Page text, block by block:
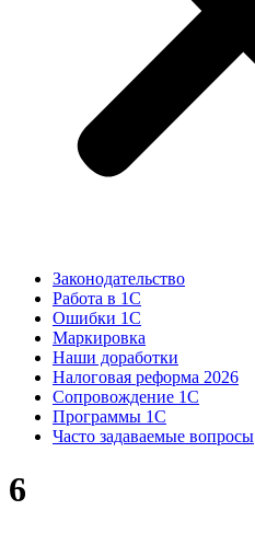
Законодательство
Работа в 1С
Ошибки 1С
Маркировка
Наши доработки
Налоговая реформа 2026
Сопровождение 1С
Программы 1С
Часто задаваемые вопросы
6